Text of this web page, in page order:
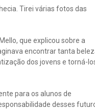
Tirei várias fotos das
que explicou sobre a
encontrar tanta
dos jovens e torná-
para os alunos de
desses